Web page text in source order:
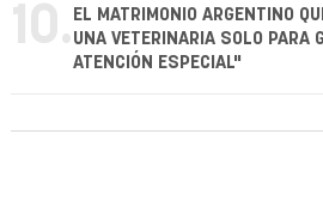
10. EL MATRIMONIO ARGENTINO
UNA VETERINARIA SOLO PARA
ATENCIÓN ESPECIAL"